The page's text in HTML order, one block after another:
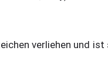
verliehen und